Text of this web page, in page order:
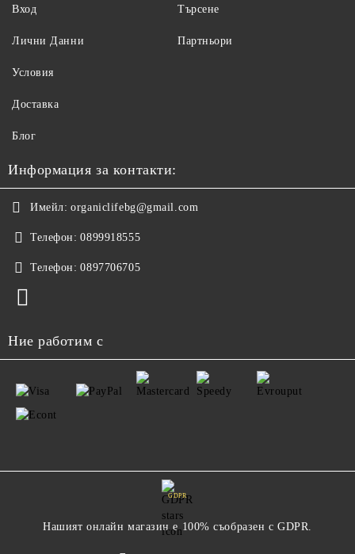
Вход Търсене
Лични Данни
Условия
Доставка
Блог
Партньори
Информация за контакти:
Имейл: organiclifebg@gmail.com
Телефон: 0899918555
Телефон: 0897706705
Ние работим с
GDPR
Нашият онлайн магазин е 100% съобразен с GDPR.